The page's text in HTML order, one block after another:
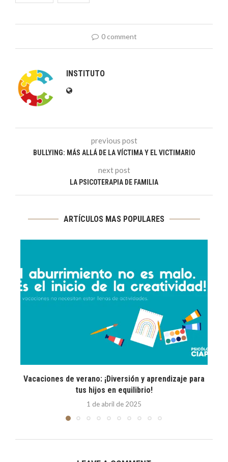
0 comment
INSTITUTO
previous post
BULLYING: MÁS ALLÁ DE LA VÍCTIMA Y EL VICTIMARIO
next post
LA PSICOTERAPIA DE FAMILIA
ARTÍCULOS MAS POPULARES
Vacaciones de verano: ¡Diversión y aprendizaje para
tus hijos en equilibrio!
1 de abril de 2025